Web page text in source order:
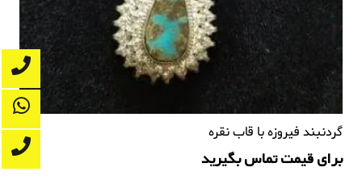
گردنبند فیروزه با قاب نقره
برای قیمت تماس بگیرید